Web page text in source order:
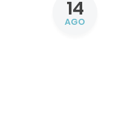
14
AGO